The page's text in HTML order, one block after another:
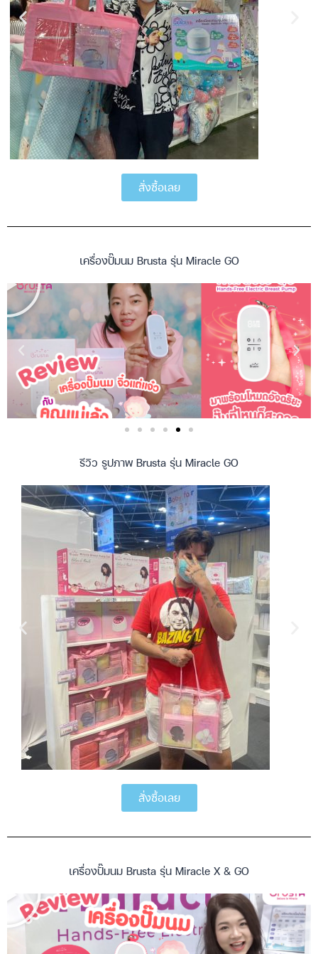
สั่งซื้อเลย
เครื่องปั๊มนม Brusta รุ่น Miracle GO
รีวิว รูปภาพ Brusta รุ่น Miracle GO
สั่งซื้อเลย
เครื่องปั๊มนม Brusta รุ่น Miracle X & GO